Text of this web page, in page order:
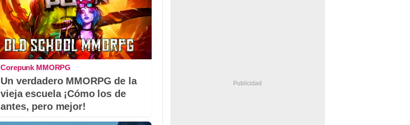
Corepunk MMORPG
Un verdadero MMORPG de la
vieja escuela ¡Cómo los de
antes, pero mejor!